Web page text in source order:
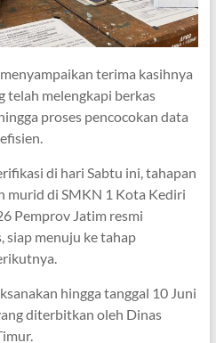
terima kasihnya
telah melengkapi berkas
proses pencocokan data
di hari Sabtu ini, tahapan
murid di SMKN 1 Kota Kediri
Pemprov Jatim resmi
siap menuju ke tahap
hingga tanggal 10 Juni
diterbitkan oleh Dinas